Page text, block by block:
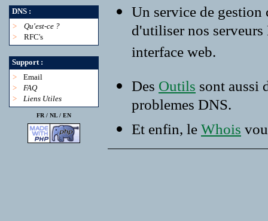
DNS :
>
Qu'est-ce ?
>
RFC's
Support :
>
Email
>
FAQ
>
Liens Utiles
FR / NL/ EN
Un service de
d'utiliser nos
interface web.
Des Outils sont aussi
problemes DNS.
Et enfin, le Whois